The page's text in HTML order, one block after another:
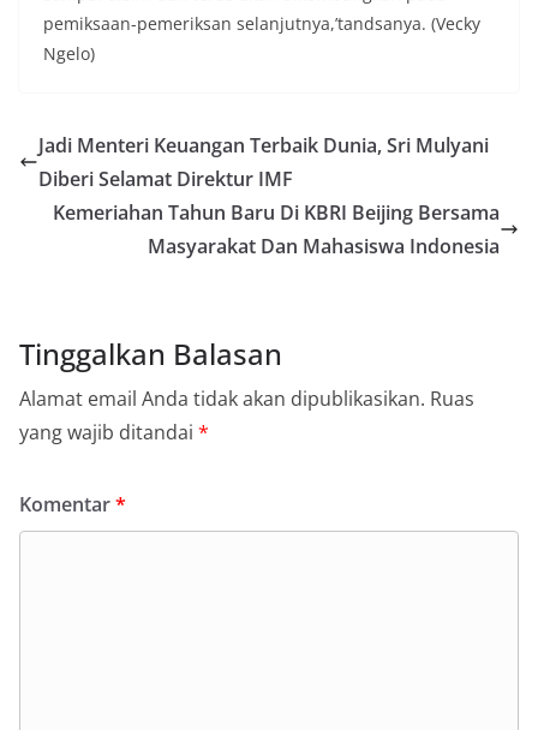
pemiksaan-pemeriksan selanjutnya,’tandsanya. (Vecky
Ngelo)
Jadi Menteri Keuangan Terbaik Dunia, Sri Mulyani
Diberi Selamat Direktur IMF
Kemeriahan Tahun Baru Di KBRI Beijing Bersama
Masyarakat Dan Mahasiswa Indonesia
Tinggalkan Balasan
Alamat email Anda tidak akan dipublikasikan. Ruas
yang wajib ditandai *
Komentar*